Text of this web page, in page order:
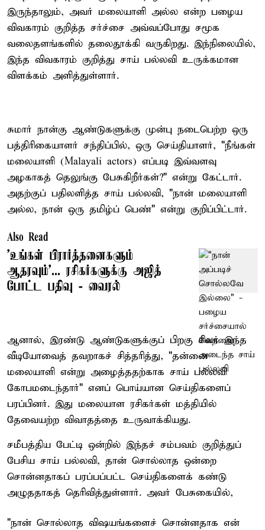
இருந்தாலும், அவர் மலையாளி அல்ல என்ற பழைய
விவகாரம் குறித்த சர்ச்சை அவ்வப்போது சமூக
வலைதளங்களில் தலைதூக்கி வருகிறது. இந்நிலையில்,
இந்த விவகாரம் குறித்து சாய் பல்லவி உருக்கமான
விளக்கம் அளித்துள்ளார்.
சுமார் நான்கு ஆண்டுகளுக்கு முன்பு நடைபெற்ற ஒரு
பத்திரிகையாளர் சந்திப்பில், ஒரு செய்தியாளர், "நீங்கள்
மலையாளி (Malayali actors) எப்படி இவ்வளவு
அழகாகத் தெலுங்கு பேசுகிறீர்கள்?" என்று கேட்டார்.
அதற்குப் பதிலளித்த சாய் பல்லவி, "நான் மலையாளி
அல்ல, நான் ஒரு தமிழ்ப் பெண்" என்று குறிப்பிட்டார்.
Also Read
’உங்கள் பிரார்த்தனைகளும்
ஆதரவும்’... ரசிகர்களுக்கு அஜித்
போட்ட பதிவு - வைரல்
ஆனால், இரண்டு ஆண்டுகளுக்குப் பிறகு சிலர் இந்த
வீடியோவைத் தவறாகச் சித்தரித்து, "தன்னை
மலையாளி என்று அழைத்ததற்காக சாய் பல்லவி
கோபமடைந்தார்" எனப் பொய்யான செய்திகளைப்
பரப்பினர். இது மலையாள ரசிகர்கள் மத்தியில்
தேவையற்ற விவாதத்தை உருவாக்கியது.
சமீபத்திய பேட்டி ஒன்றில் இந்தச் சம்பவம் குறித்துப்
பேசிய சாய் பல்லவி, தான் சொல்லாத ஒன்றை
சொன்னதாகப் பரப்பப்பட்ட செய்திகளைக் கண்டு
அழுததாகத் தெரிவித்துள்ளார். அவர் பேசுகையில்,
"நான் சொல்லாத விஷயங்களைச் சொன்னதாக என்